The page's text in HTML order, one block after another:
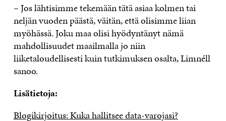
– Jos lähtisimme tekemään tätä asiaa kolmen tai
neljän vuoden päästä, väitän, että olisimme liian
myöhässä. Joku maa olisi hyödyntänyt nämä
mahdollisuudet maailmalla jo niin
liiketaloudellisesti kuin tutkimuksen osalta, Limnéll
sanoo.
Lisätietoja:
Blogikirjoitus: Kuka hallitsee data-varojasi?